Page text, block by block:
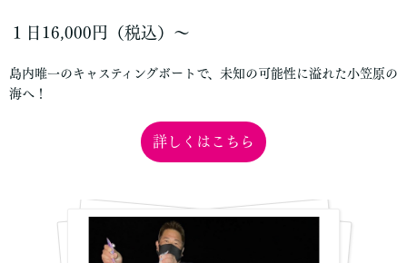
１日16,000円（税込）〜
島内唯一のキャスティングボートで、未知の可能性に溢れた小笠原の
海へ！
詳しくはこちら